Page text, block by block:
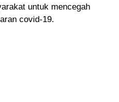
untuk mencegah
covid-19.